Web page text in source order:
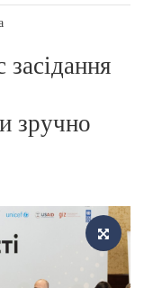
зручно